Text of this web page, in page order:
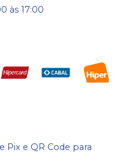
às 17:00
Pix e QR Code para